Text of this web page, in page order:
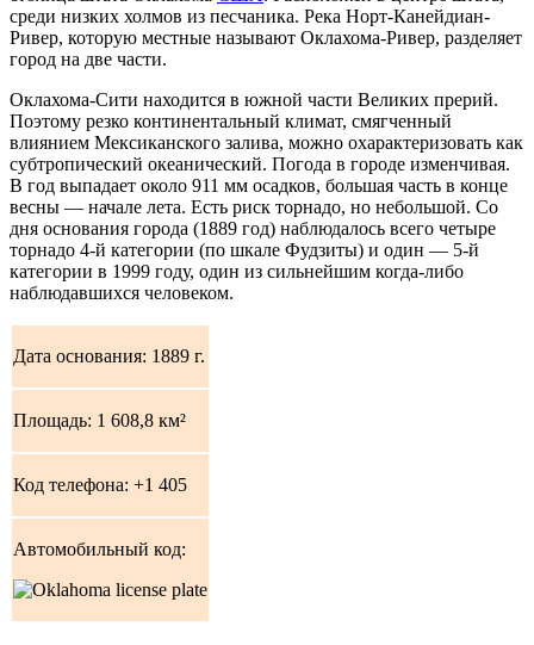
среди низких холмов из песчаника. Река Норт-Канейдиан-
Ривер, которую местные называют Оклахома-Ривер, разделяет
город на две части.
Оклахома-Сити находится в южной части Великих прерий.
Поэтому резко континентальный климат, смягченный
влиянием Мексиканского залива, можно охарактеризовать как
субтропический океанический. Погода в городе изменчивая.
В год выпадает около 911 мм осадков, большая часть в конце
весны — начале лета. Есть риск торнадо, но небольшой. Со
дня основания города (1889 год) наблюдалось всего четыре
торнадо 4-й категории (по шкале Фудзиты) и один — 5-й
категории в 1999 году, один из сильнейшим когда-либо
наблюдавшихся человеком.
Дата основания: 1889 г.
Площадь: 1 608,8 км²
Код телефона: +1 405
Автомобильный код: